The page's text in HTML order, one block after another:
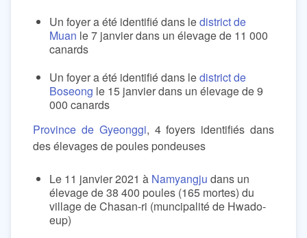
Un foyer a été identifié dans ledistrict de
Muan le 7 janvier dans un élevage de 11 000
canards
Un foyer a été identifié dans ledistrict de
Boseong le 15 janvier dans un élevage de 9
000 canards
Province de Gyeonggi, 4 foyers identifiés dans
des élevages de poules pondeuses
Le 11 janvier 2021 à Namyangju dans un
élevage de 38 400 poules (165 mortes) du
village de Chasan-ri (muncipalité de Hwado-
eup)